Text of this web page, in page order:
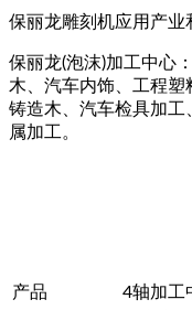
保丽龙雕刻机应用产业
保丽龙(泡沫)加工中心
木、汽车内饰、工程塑
铸造木、汽车检具加工
属加工。
产品 4轴加工